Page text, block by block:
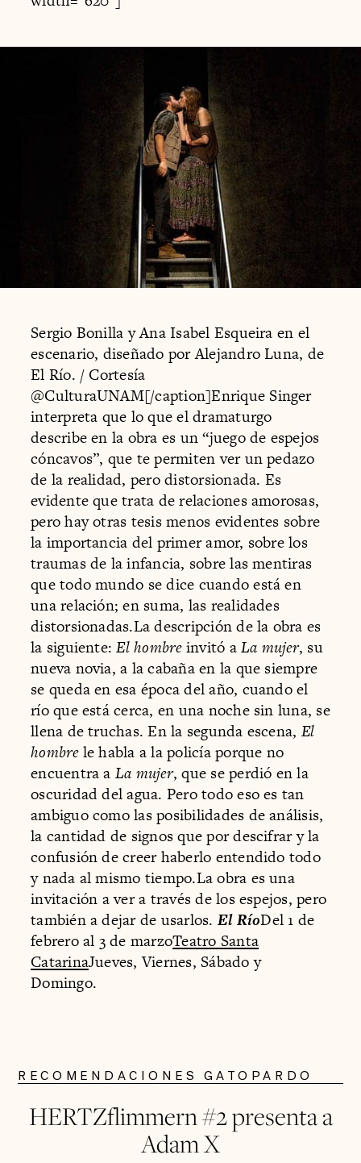
Sergio Bonilla y Ana Isabel Esqueira en el
escenario, diseñado por Alejandro Luna, de
El Río. / Cortesía
@CulturaUNAM[/caption]Enrique Singer
interpreta que lo que el dramaturgo
describe en la obra es un “juego de espejos
cóncavos”, que te permiten ver un pedazo
de la realidad, pero distorsionada. Es
evidente que trata de relaciones amorosas,
pero hay otras tesis menos evidentes sobre
la importancia del primer amor, sobre los
traumas de la infancia, sobre las mentiras
que todo mundo se dice cuando está en
una relación; en suma, las realidades
distorsionadas.La descripción de la obra es
la siguiente:El hombreinvitó aLa mujer, su
nueva novia, a la cabaña en la que siempre
se queda en esa época del año, cuando el
río que está cerca, en una noche sin luna, se
llena de truchas. En la segunda escena, El
hombrele habla a la policía porque no
encuentra a La mujer, que se perdió en la
oscuridad del agua. Pero todo eso es tan
ambiguo como las posibilidades de análisis,
la cantidad de signos que por descifrar y la
confusión de creer haberlo entendido todo
y nada al mismo tiempo.La obra es una
invitación a ver a través de los espejos, pero
también a dejar de usarlos. El RíoDel 1 de
febrero al 3 de marzoTeatro Santa
CatarinaJueves, Viernes, Sábado y
Domingo.
RECOMENDACIONES GATOPARDO
HERTZflimmern #2 presenta a
Adam X